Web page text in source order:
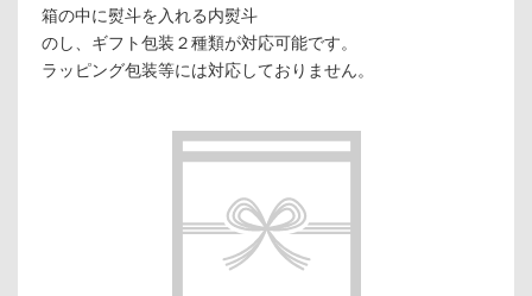
箱の中に熨斗を入れる内熨斗
のし、ギフト包装２種類が対応可能です。
ラッピング包装等には対応しておりません。